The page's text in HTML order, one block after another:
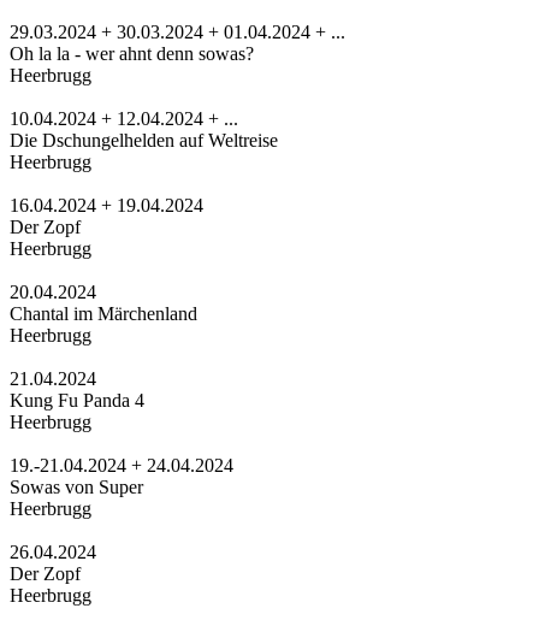
29.03.2024 + 30.03.2024 + 01.04.2024 + ...
Oh la la - wer ahnt denn sowas?
Heerbrugg
10.04.2024 + 12.04.2024 + ...
Die Dschungelhelden auf Weltreise
Heerbrugg
16.04.2024 + 19.04.2024
Der Zopf
Heerbrugg
20.04.2024
Chantal im Märchenland
Heerbrugg
21.04.2024
Kung Fu Panda 4
Heerbrugg
19.-21.04.2024 + 24.04.2024
Sowas von Super
Heerbrugg
26.04.2024
Der Zopf
Heerbrugg